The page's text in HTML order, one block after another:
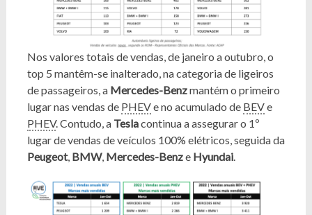
Nos valores totais de vendas, de janeiro a outubro, o
top 5 mantêm-se inalterado, na categoria de ligeiros
de passageiros, a Mercedes-Benzmantém o primeiro
lugar nas vendas de PHEVe no acumulado de BEVe
PHEV. Contudo, a Teslacontinua a assegurar o 1º
lugar de vendas de veículos 100% elétricos, seguida da
Peugeot, BMW, Mercedes-Benze Hyundai.